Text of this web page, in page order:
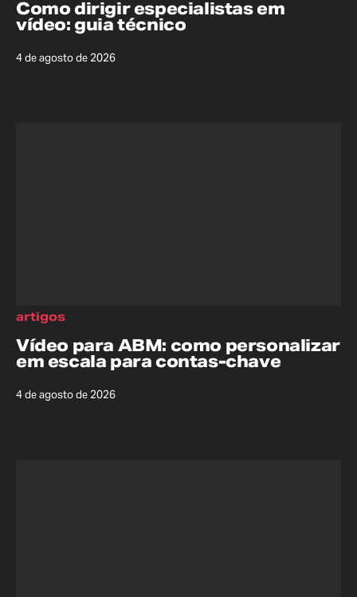
Como dirigir especialistas em
vídeo: guia técnico
4 de agosto de 2026
Vídeo para ABM: como personalizar
em escala para contas-chave
4 de agosto de 2026
artigos